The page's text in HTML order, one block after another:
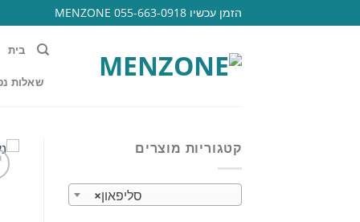
to
הזמן עכשיו 055-663-0918 MENZONE
בית
שאלות
קטגוריות מוצרים
×סליפאון